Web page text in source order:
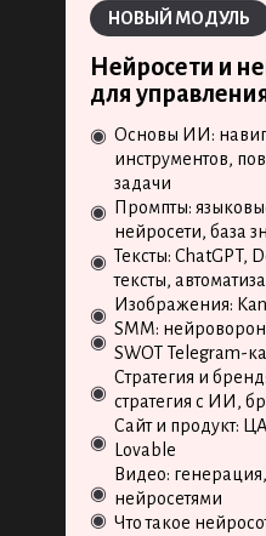
Основы ИИ:
инструментов,
задачи
Промпты:
нейросети, база
Тексты: ChatGPT,
тексты,
Изображения:
SMM:
SWOT Telegram-
Стратегия и
стратегия с ИИ,
Сайт и продукт:
Lovable
Видео:
нейросетями
Что такое
Нейросети и
для
НОВЫЙ МОДУЛЬ
◉
◉
◉
◉
◉
◉
◉
◉
◉